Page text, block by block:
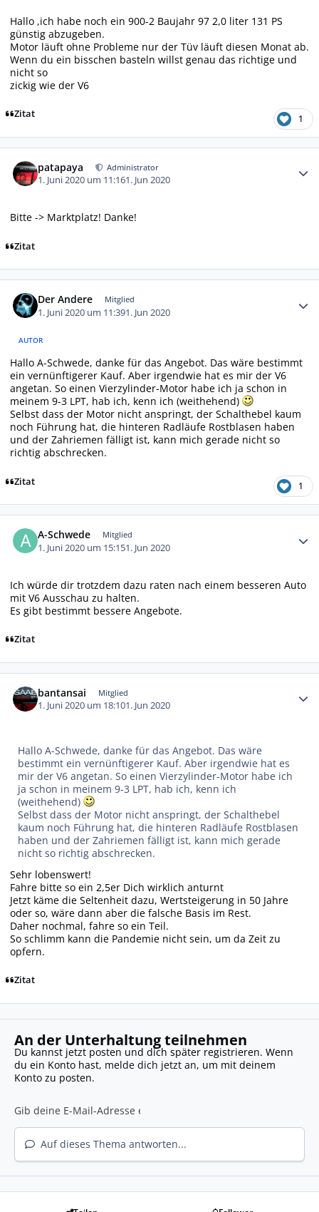
Hallo ,ich habe noch ein 900-2 Baujahr 97 2,0 liter 131 PS
günstig abzugeben.
Motor läuft ohne Probleme nur der Tüv läuft diesen Monat ab.
Wenn du ein bisschen basteln willst genau das richtige und
nicht so
zickig wie der V6
Zitat 1
patapaya Administrator
1. Juni 2020 um 11:161. Jun 2020
Bitte -> Marktplatz! Danke!
Zitat
Der Andere Mitglied
1. Juni 2020 um 11:391. Jun 2020
AUTOR
Hallo A-Schwede, danke für das Angebot. Das wäre bestimmt
ein vernünftigerer Kauf. Aber irgendwie hat es mir der V6
angetan. So einen Vierzylinder-Motor habe ich ja schon in
meinem 9-3 LPT, hab ich, kenn ich (weithehend)
Selbst dass der Motor nicht anspringt, der Schalthebel kaum
noch Führung hat, die hinteren Radläufe Rostblasen haben
und der Zahriemen fälligt ist, kann mich gerade nicht so
richtig abschrecken.
Zitat 1
A-Schwede Mitglied
1. Juni 2020 um 15:151. Jun 2020
Ich würde dir trotzdem dazu raten nach einem besseren Auto
mit V6 Ausschau zu halten.
Es gibt bestimmt bessere Angebote.
Zitat
bantansai Mitglied
1. Juni 2020 um 18:101. Jun 2020
Hallo A-Schwede, danke für das Angebot. Das wäre
bestimmt ein vernünftigerer Kauf. Aber irgendwie hat es
mir der V6 angetan. So einen Vierzylinder-Motor habe ich
ja schon in meinem 9-3 LPT, hab ich, kenn ich
(weithehend)
Selbst dass der Motor nicht anspringt, der Schalthebel
kaum noch Führung hat, die hinteren Radläufe Rostblasen
haben und der Zahriemen fälligt ist, kann mich gerade
nicht so richtig abschrecken.
Sehr lobenswert!
Fahre bitte so ein 2,5er Dich wirklich anturnt
Jetzt käme die Seltenheit dazu, Wertsteigerung in 50 Jahre
oder so, wäre dann aber die falsche Basis im Rest.
Daher nochmal, fahre so ein Teil.
So schlimm kann die Pandemie nicht sein, um da Zeit zu
opfern.
Zitat
An der Unterhaltung teilnehmen
Du kannst jetzt posten und dich später registrieren. Wenn
du ein Konto hast, melde dich jetzt an, um mit deinem
Konto zu posten.
Auf dieses Thema antworten...